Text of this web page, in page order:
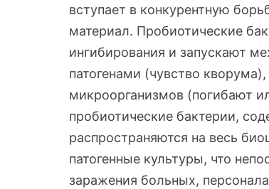
вступает в конкурентную
материал. Пробиотические
ингибирования и запускают
патогенами (чувство
микроорганизмов (погибают
пробиотические бактерии,
распространяются на весь
патогенные культуры, что
заражения больных,